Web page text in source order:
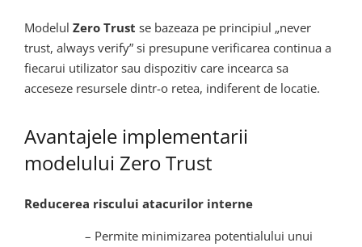
Modelul Zero Trust se bazeaza pe principiul „never
trust, always verify” si presupune verificarea continua a
fiecarui utilizator sau dispozitiv care incearca sa
acceseze resursele dintr-o retea, indiferent de locatie.
Avantajele implementarii
modelului Zero Trust
Reducerea riscului atacurilor interne
– Permite minimizarea potentialului unui